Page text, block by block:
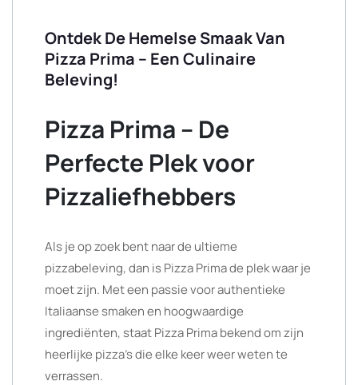
Ontdek De Hemelse Smaak Van
Pizza Prima – Een Culinaire
Beleving!
Pizza Prima – De
Perfecte Plek voor
Pizzaliefhebbers
Als je op zoek bent naar de ultieme
pizzabeleving, dan is Pizza Prima de plek waar je
moet zijn. Met een passie voor authentieke
Italiaanse smaken en hoogwaardige
ingrediënten, staat Pizza Prima bekend om zijn
heerlijke pizza’s die elke keer weer weten te
verrassen.